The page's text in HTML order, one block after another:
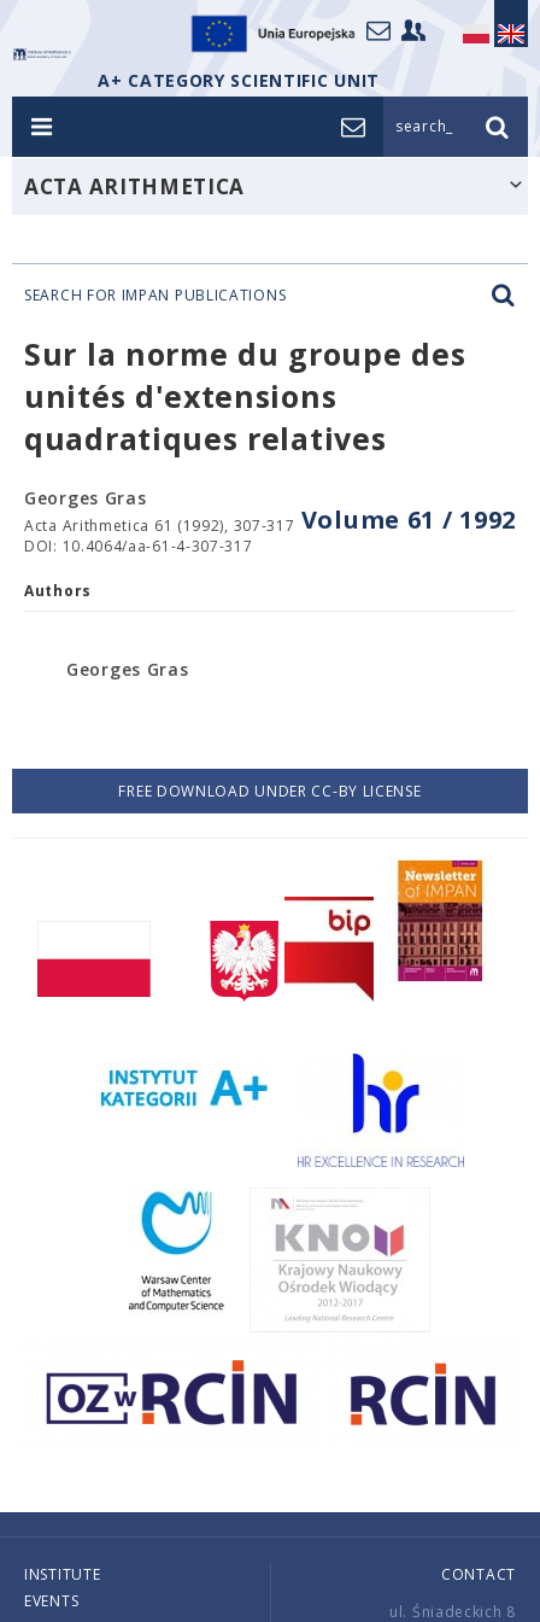
A+ CATEGORY SCIENTIFIC UNIT
search_
ACTA ARITHMETICA
SEARCH FOR IMPAN PUBLICATIONS
Sur la norme du groupe des
unités d'extensions
quadratiques relatives
Volume 61 / 1992
Georges Gras
Acta Arithmetica 61 (1992), 307-317
DOI: 10.4064/aa-61-4-307-317
Authors
Georges Gras
FREE DOWNLOAD UNDER CC-BY LICENSE
INSTITUTE
EVENTS
CONTACT
ul. Śniadeckich 8